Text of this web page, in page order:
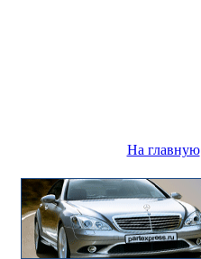
На главную